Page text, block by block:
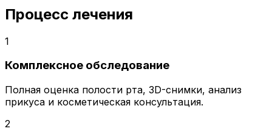
Процесс лечения
1
Комплексное обследование
Полная оценка полости рта, 3D-снимки, анализ
прикуса и косметическая консультация.
2